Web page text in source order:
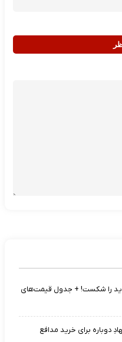
۱۸ عیار مرز جدید را شکست! + جدول قیمت‌های
دوباره برای خرید مدافع